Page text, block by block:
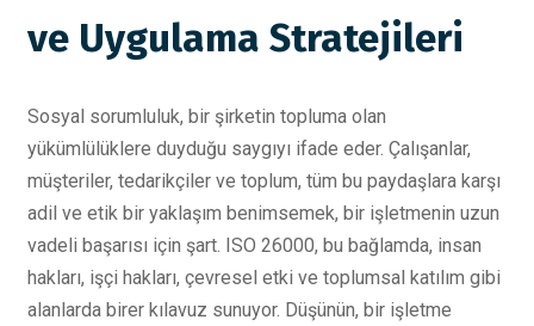
ve Uygulama Stratejileri
Sosyal sorumluluk, bir şirketin topluma olan
yükümlülüklere duyduğu saygıyı ifade eder. Çalışanlar,
müşteriler, tedarikçiler ve toplum, tüm bu paydaşlara karşı
adil ve etik bir yaklaşım benimsemek, bir işletmenin uzun
vadeli başarısı için şart. ISO 26000, bu bağlamda, insan
hakları, işçi hakları, çevresel etki ve toplumsal katılım gibi
alanlarda birer kılavuz sunuyor. Düşünün, bir işletme